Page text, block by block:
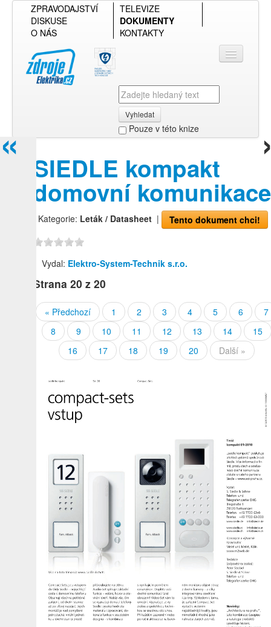
ZPRAVODAJSTVÍ
TELEVIZE
DISKUSE
DOKUMENTY
O NÁS
KONTAKTY
Vyhledat
Pouze v této knize
Přehled podle firmy
Přehled podle obsahu
SIEDLE kompakt
domovní komunikace
| Kategorie: Leták / Datasheet| Tento dokument chci!
Vydal: Elektro-System-Technik s.r.o.
Strana 20 z 20
« Předchozí 1 2 3 4 5 6
7
8
9 10 11 12 13 14
15
16
17 18 19 20 Další »
«